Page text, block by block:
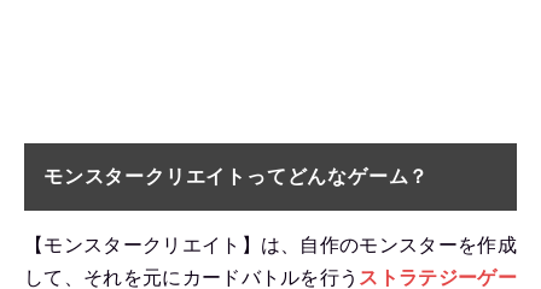
モンスタークリエイトってどんなゲーム？
【モンスタークリエイト】は、自作のモンスターを作成
して、それを元にカードバトルを行う ストラテジーゲー